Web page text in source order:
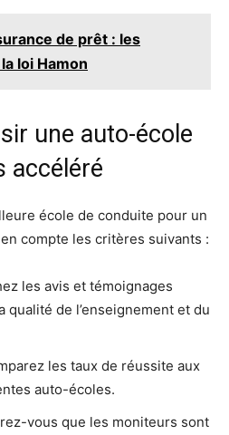
de prêt : les
loi Hamon
une auto-école
accéléré
école de conduite pour un
compte les critères suivants :
les avis et témoignages
qualité de l’enseignement et du
les taux de réussite aux
auto-écoles.
vous que les moniteurs sont